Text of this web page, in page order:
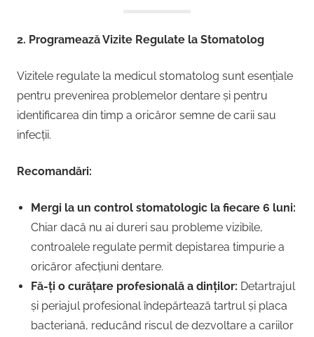
2. Programează Vizite Regulate la Stomatolog
Vizitele regulate la medicul stomatolog sunt esențiale
pentru prevenirea problemelor dentare și pentru
identificarea din timp a oricăror semne de carii sau
infecții.
Recomandări:
Mergi la un control stomatologic la fiecare 6 luni:
Chiar dacă nu ai dureri sau probleme vizibile,
controalele regulate permit depistarea timpurie a
oricăror afecțiuni dentare.
Fă-ți o curățare profesională a dinților: Detartrajul
și periajul profesional îndepărtează tartrul și placa
bacteriană, reducând riscul de dezvoltare a cariilor